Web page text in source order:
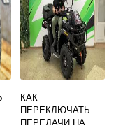
КАК
ПЕРЕКЛЮЧАТЬ
ПЕРЕДАЧИ НА